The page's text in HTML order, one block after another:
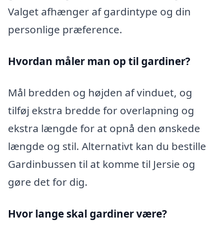
Valget afhænger af gardintype og din
personlige præference.
Hvordan måler man op til gardiner?
Mål bredden og højden af vinduet, og
tilføj ekstra bredde for overlapning og
ekstra længde for at opnå den ønskede
længde og stil. Alternativt kan du bestille
Gardinbussen til at komme til Jersie og
gøre det for dig.
Hvor lange skal gardiner være?